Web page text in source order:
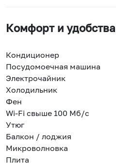
Комфорт и удобства
Кондиционер
Посудомоечная машина
Электрочайник
Холодильник
Фен
Wi-Fi свыше 100 Мб/с
Утюг
Балкон / лоджия
Микроволновка
Плита